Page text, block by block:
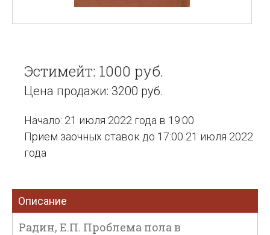
Эстимейт: 1000 руб.
Цена продажи: 3200 руб.
Начало: 21 июля 2022 года в 19:00
Прием заочных ставок до 17:00 21 июля 2022
года
Описание
Радин, Е.П. Проблема пола в